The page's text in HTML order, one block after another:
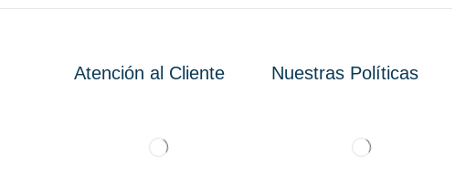
Atención al Cliente Nuestras Políticas